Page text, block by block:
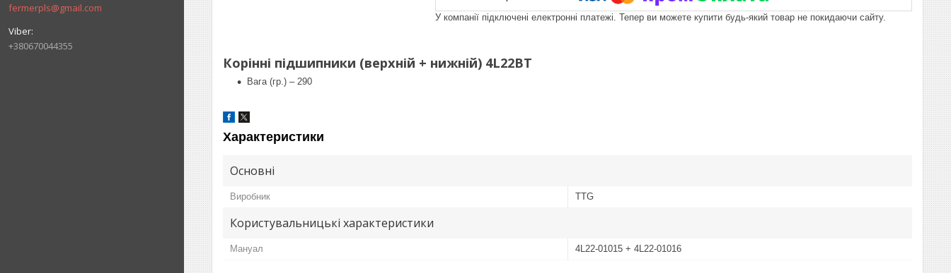
fermerpls@gmail.com
+380670044355
У компанії підключені електронні платежі. Тепер ви можете купити будь-який товар не покидаючи сайту.
Корінні підшипники (верхній + нижній) 4L22BT
Вага (гр.) – 290
Характеристики
Основні
Виробник TTG
Користувальницькі характеристики
Мануал 4L22-01015 + 4L22-01016